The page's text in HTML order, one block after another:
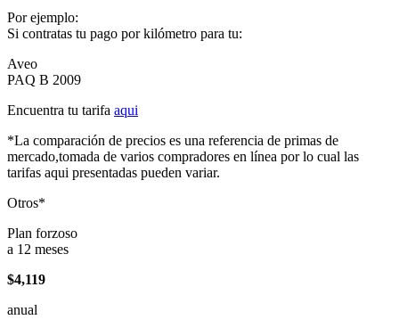
Por ejemplo:
Si contratas tu pago por kilómetro para tu:
Aveo
PAQ B 2009
Encuentra tu tarifa aqui
*La comparación de precios es una referencia de primas de
mercado,tomada de varios compradores en línea por lo cual las
tarifas aqui presentadas pueden variar.
Otros*
Plan forzoso
a 12 meses
$4,119
anual